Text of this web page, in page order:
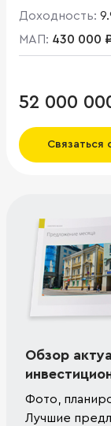
Доходность:
МАП: 430 000
52 000
Связаться
Обзор
Фото,
Лучшие